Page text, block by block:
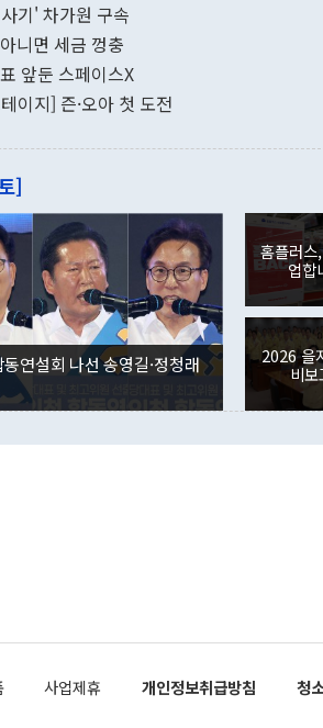
"우리의 선의대로 하
관은 업무보고 사후
이 9월 러시아 블라
며 "정부 차원에서 (
은 "그것은 외교부
잘랐다. 정 장관이 이
않았다는 점에서 문
사합의 복원, 4자회
권이라는 지적이 나
뒤 "여기 업무보고에
부의 한 소식통은 "정
를 거쳐 결정된 사
련 부처 장관이 정부
하고 대통령의 면전
이나 미국은 북한에
공하는 방식으로 이
기록했지만 지식재
로 전환됐다. 본원소
는 배당수입이 늘어
였던 올해 3월(369
인의 해외투자가 80
각각 증가했다. 증권
국인의 국내 주식 투
감소하며 전월(-310
경신했다. 외국인의
분기 말 만기도래 영
다. 내국인의 해외
다.
기' 차가원 구속
니면 세금 껑충
앞둔 스페이스X
이지] 즌·오아 첫 도전
]
연설회 나선 송영길·정청래
홈플러
업합
2026 을
비보
사업제휴 개인정보취급방침 청